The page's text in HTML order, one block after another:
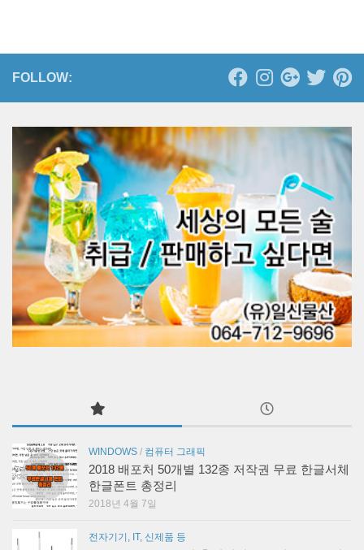
FOLLOW:
WINDOWS / 컴퓨터 그래픽
2018 배포처 50개별 132종 저작권 무료 한글서체
한글폰트 총정리
2018년 4월 7일
전자기기, IT, 신제품 등